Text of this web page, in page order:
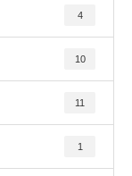
4
10
11
1